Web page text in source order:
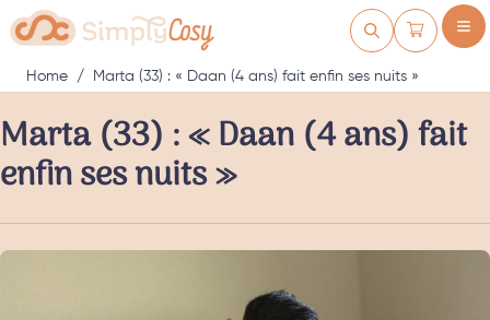
Skip to Content
Cart
Home / Marta (33) : « Daan (4 ans) fait enfin ses nuits »
Marta (33) : « Daan (4 ans) fait
enfin ses nuits »